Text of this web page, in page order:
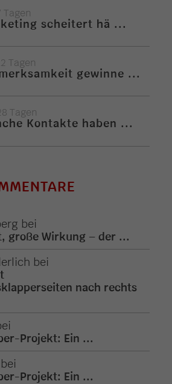
Tagen
scheitert hä ...
Tagen
gewinne ...
Tagen
Kontakte haben ...
bei
große Wirkung – der ...
bei
nach rechts
Projekt: Ein ...
bei
Projekt: Ein ...